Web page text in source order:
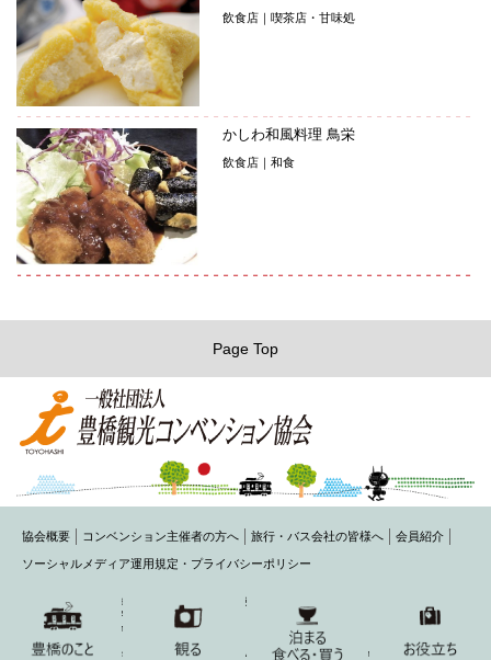
飲食店｜喫茶店・甘味処
かしわ和風料理 鳥栄
飲食店｜和食
Page Top
協会概要 コンベンション主催者の方へ 旅行・バス会社の皆様へ 会員紹介
ソーシャルメディア運用規定・プライバシーポリシー
〒440-0075 豊橋市花田町字石塚42-1(豊橋商工会議所内)
TEL： 0532-54-1484 FAX： 0532-54-2220
MAIL： toyohashi@honokuni.or.jp
Copyright 2015 Toyohashi Visitors & Convention Association All Rights Reserved.